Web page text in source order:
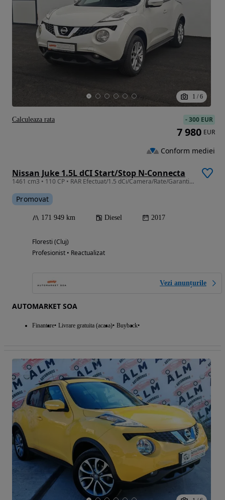
1 / 6
Nissan Juke 1.5L dCI Start/Stop N-Connecta
1461 cm3 • 110 CP • RAR Efectuat/1.5 dCi/Camera/Rate/Garantie/Revizie/
Promovat
171 949 km Diesel 2017
Floresti (Cluj)
Profesionist • Reactualizat
Vezi anunțurile
AUTOMARKET SOA
Finantare Livrare gratuita (acasa) Buyback
-300 EUR
7 980 EUR
Conform mediei
Calculeaza rata